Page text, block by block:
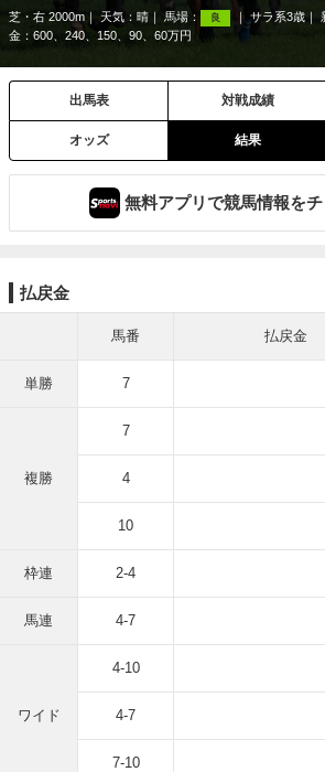
芝・右 2000m 天気： 晴 馬場： 良 サラ系3歳
金：600、240、150、90、60万円
出馬表 対戦成績
オッズ 結果
無料アプリで競馬情報を
払戻金
馬番 払戻金
単勝 7
複勝
7
4
10
枠連 2-4
馬連 4-7
ワイド
4-10
4-7
7-10